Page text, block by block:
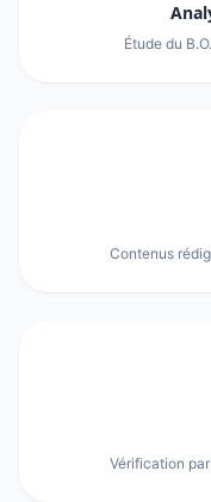
Étude du
Contenus
Vérification